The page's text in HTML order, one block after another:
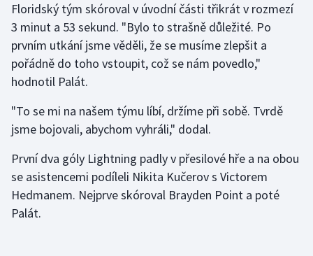
Golf
Gymnastika
Házená
Jezdectví
Krasobruslení
Lezení
Floridský tým skóroval v úvodní části třikrát v rozmezí
3 minut a 53 sekund. "Bylo to strašně důležité. Po
prvním utkání jsme věděli, že se musíme zlepšit a
pořádně do toho vstoupit, což se nám povedlo,"
hodnotil Palát.
"To se mi na našem týmu líbí, držíme při sobě. Tvrdě
jsme bojovali, abychom vyhráli," dodal.
První dva góly Lightning padly v přesilové hře a na obou
se asistencemi podíleli Nikita Kučerov s Victorem
Hedmanem. Nejprve skóroval Brayden Point a poté
Palát.